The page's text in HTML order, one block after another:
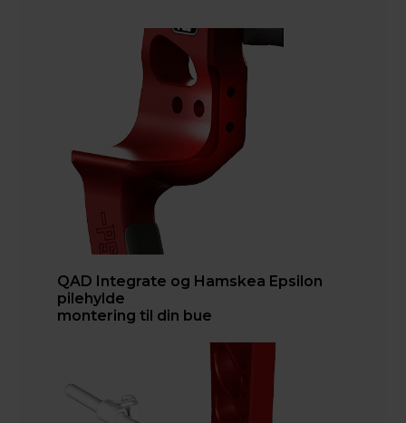
QAD Integrate og Hamskea Epsilon
pilehylde
montering til din bue